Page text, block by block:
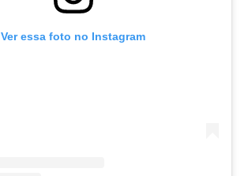
Ver essa foto no Instagram